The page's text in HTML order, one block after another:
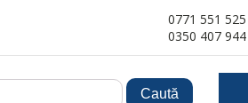
0771 551 525
0350 407 944